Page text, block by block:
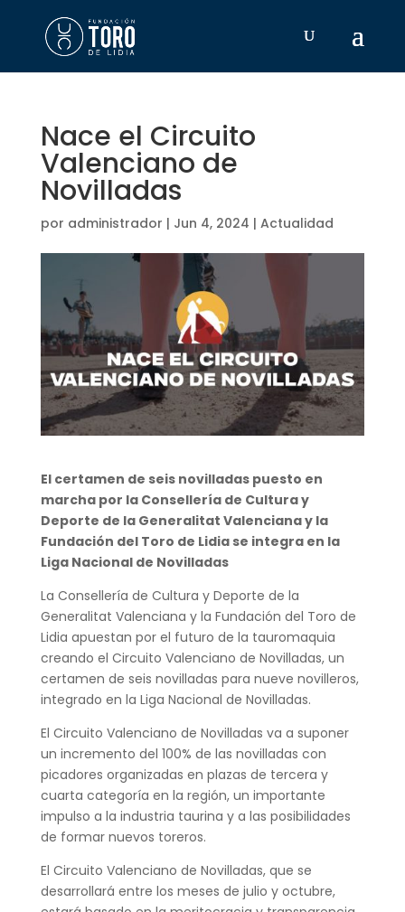
Nace el Circuito
Valenciano de
Novilladas
por administrador | Jun 4, 2024 | Actualidad
El certamen de seis novilladas puesto en
marcha por la Consellería de Cultura y
Deporte de la Generalitat Valenciana y la
Fundación del Toro de Lidia se integra en la
Liga Nacional de Novilladas
La Consellería de Cultura y Deporte de la
Generalitat Valenciana y la Fundación del Toro de
Lidia apuestan por el futuro de la tauromaquia
creando el Circuito Valenciano de Novilladas, un
certamen de seis novilladas para nueve novilleros,
integrado en la Liga Nacional de Novilladas.
El Circuito Valenciano de Novilladas va a suponer
un incremento del 100% de las novilladas con
picadores organizadas en plazas de tercera y
cuarta categoría en la región, un importante
impulso a la industria taurina y a las posibilidades
de formar nuevos toreros.
El Circuito Valenciano de Novilladas, que se
desarrollará entre los meses de julio y octubre,